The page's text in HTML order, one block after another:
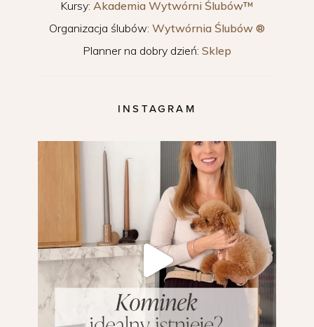
Kursy: Akademia Wytwórni Ślubów™
Organizacja ślubów: Wytwórnia Ślubów ®
Planner na dobry dzień: Sklep
INSTAGRAM